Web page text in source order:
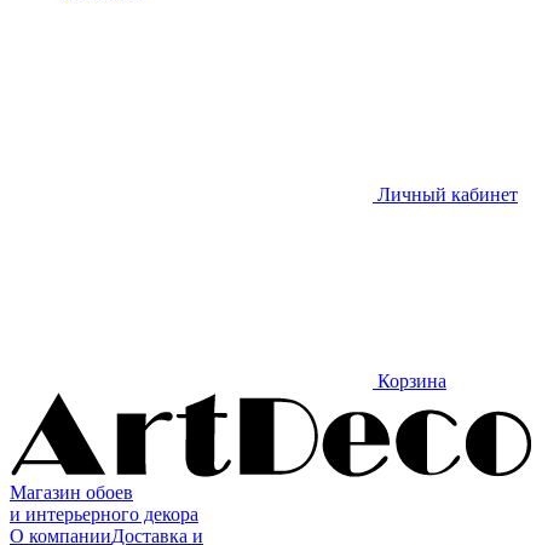
Личный кабинет
Корзина
Магазин обоев
и интерьерного декора
О компанииДоставка и